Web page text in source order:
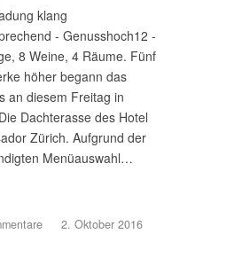
klang
- Genusshoch12 -
8 Weine, 4 Räume. Fünf
höher begann das
an diesem Freitag in
Dachterasse des Hotel
Zürich. Aufgrund der
Menüauswahl…
2. Oktober 2016